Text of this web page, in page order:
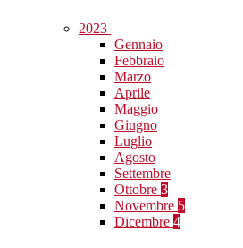
2023
Gennaio
Febbraio
Marzo
Aprile
Maggio
Giugno
Luglio
Agosto
Settembre
Ottobre 3
Novembre 5
Dicembre 4